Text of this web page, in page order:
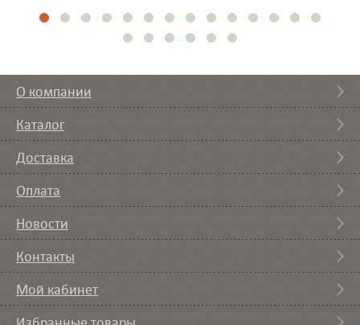
О компании
Каталог
Доставка
Оплата
Новости
Контакты
Мой кабинет